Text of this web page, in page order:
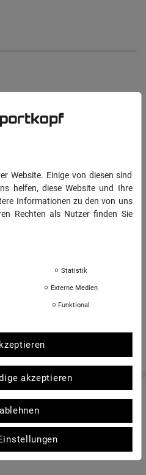
Website. Einige von diesen sind
helfen, diese Website und Ihre
Informationen zu den von uns
Rechten als Nutzer finden Sie
Statistik
Externe Medien
Funktional
akzeptieren